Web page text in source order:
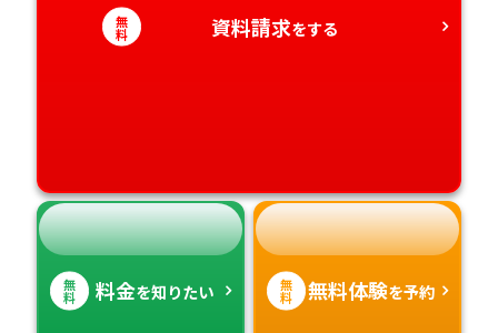
無
料 資料請求をする
無
料 料金を知りたい 無
料 無料体験を予約